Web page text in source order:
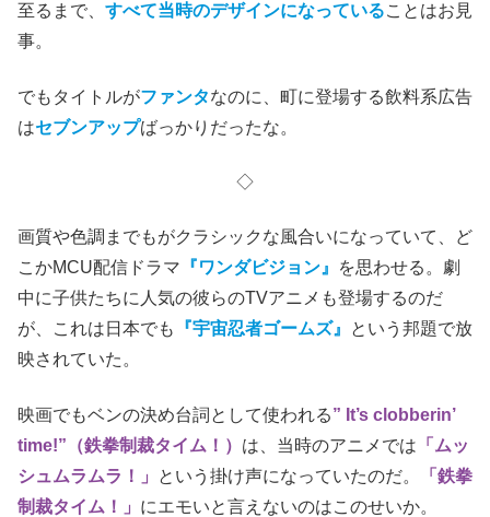
至るまで、 すべて当時のデザインになっていることはお見
事。
でもタイトルがファンタなのに、町に登場する飲料系広告
はセブンアップばっかりだったな。
◇
画質や色調までもがクラシックな風合いになっていて、ど
こかMCU配信ドラマ 『ワンダビジョン』
を思わせる。劇
中に子供たちに人気の彼らのTVアニメも登場するのだ
が、これは日本でも
『宇宙忍者ゴームズ』
という邦題で放
映されていた。
映画でもベンの決め台詞として使われる” It’s clobberin’
time!”（鉄拳制裁タイム！） は、当時のアニメでは 「ムッ
シュムラムラ！」
という掛け声になっていたのだ。
「鉄拳
制裁タイム！」 にエモいと言えないのはこのせいか。